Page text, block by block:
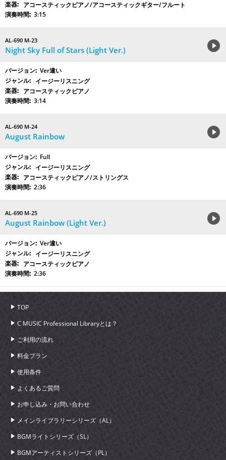
アコースティックピアノ/アコースティックギター/フルート
3:15
AL-690 M-23
Night Sky Full of Stars (Light Ver.)
Ver違い
イージーリスニング
アコースティックピアノ
3:14
AL-690 M-24
August Rainbow
Full
イージーリスニング
アコースティックピアノ/ストリングス
2:36
AL-690 M-25
August Rainbow (Light Ver.)
Ver違い
イージーリスニング
アコースティックピアノ
2:36
TOP
C MUSIC Professional Libraryとは？
ご利用の流れ
料金プラン
使用条件
よくあるご質問
お申し込み・お問い合わせ
メインライブラリーシリーズ（AL）
BGMライトシリーズ（SL）
BGMアーティストシリーズ（PL）